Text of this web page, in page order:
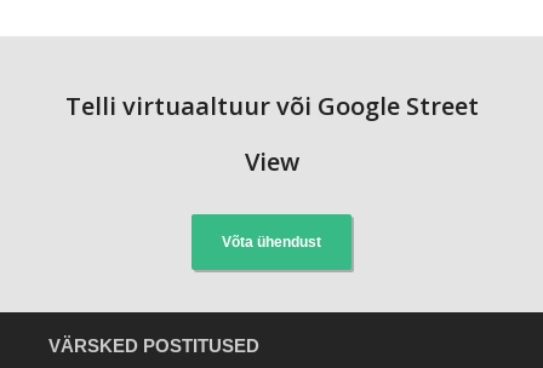
Telli virtuaaltuur või Google Street
View
Võta ühendust
VÄRSKED POSTITUSED